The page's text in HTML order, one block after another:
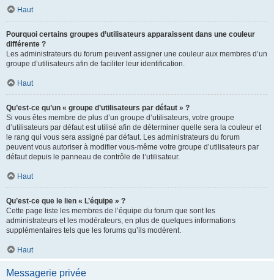
Haut
Pourquoi certains groupes d’utilisateurs apparaissent dans une couleur
différente ?
Les administrateurs du forum peuvent assigner une couleur aux membres d’un
groupe d’utilisateurs afin de faciliter leur identification.
Haut
Qu’est-ce qu’un « groupe d’utilisateurs par défaut » ?
Si vous êtes membre de plus d’un groupe d’utilisateurs, votre groupe
d’utilisateurs par défaut est utilisé afin de déterminer quelle sera la couleur et
le rang qui vous sera assigné par défaut. Les administrateurs du forum
peuvent vous autoriser à modifier vous-même votre groupe d’utilisateurs par
défaut depuis le panneau de contrôle de l’utilisateur.
Haut
Qu’est-ce que le lien « L’équipe » ?
Cette page liste les membres de l’équipe du forum que sont les
administrateurs et les modérateurs, en plus de quelques informations
supplémentaires tels que les forums qu’ils modèrent.
Haut
Messagerie privée